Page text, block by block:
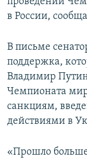
Все сайты
в России,
В письме
поддержка,
Владимир
Чемпионата
санкциям,
действиями в
«Прошло больше